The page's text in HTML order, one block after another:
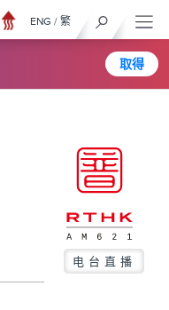
取得
ENG / 繁
电台直播